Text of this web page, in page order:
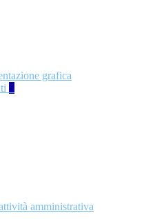
grafica
5
amministrativa